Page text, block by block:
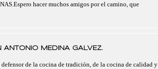
hacer muchos amigos por el camino, que
ANTONIO MEDINA GALVEZ.
de la cocina de tradición, de la cocina de calidad y